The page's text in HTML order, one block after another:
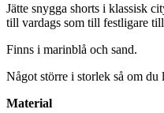
Jätte snygga shorts i klassisk
till vardags som till festligare
Finns i marinblå och sand.
Något större i storlek så om du
Material